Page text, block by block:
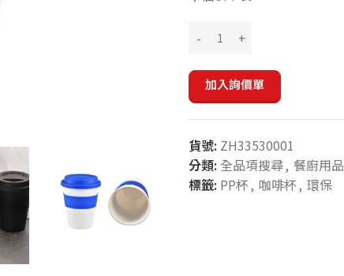
加入詢價單
貨號: ZH33530001
分類: 全品項搜尋, 餐廚用品
標籤: PP杯 , 咖啡杯 , 環保